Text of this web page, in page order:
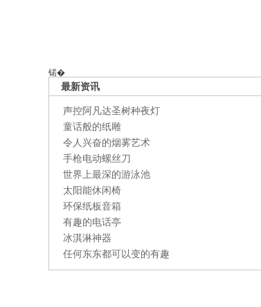
锘�
最新资讯
声控阿凡达圣树种夜灯
童话般的纸雕
令人兴奋的烟雾艺术
手枪电动螺丝刀
世界上最深的游泳池
太阳能休闲椅
环保纸板音箱
有趣的电话亭
冰淇淋神器
任何东东都可以变的有趣